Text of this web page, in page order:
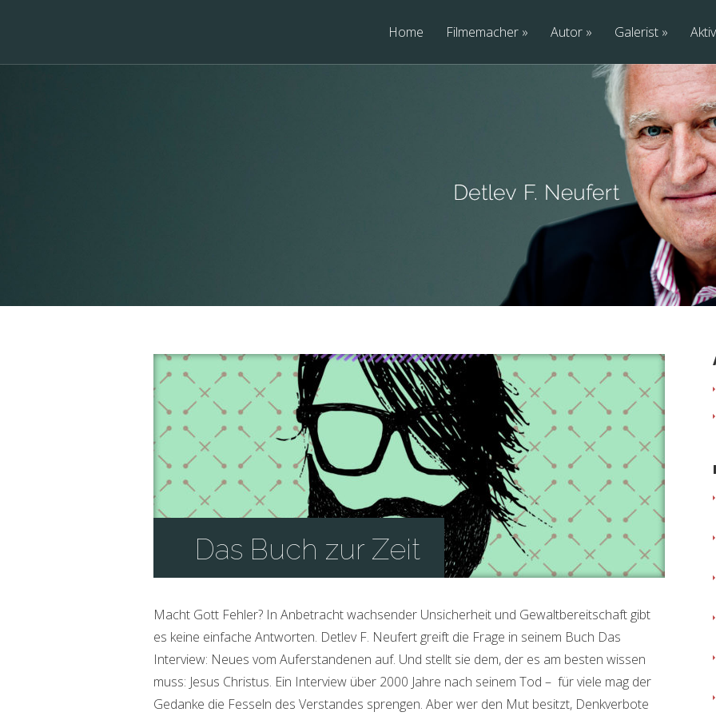
Home Filmemacher Autor Galerist
Das Buch zur Zeit
Macht Gott Fehler? In Anbetracht wachsender Unsicherheit und Gewaltbereitschaft gibt
es keine einfache Antworten. Detlev F. Neufert greift die Frage in seinem Buch Das
Interview: Neues vom Auferstandenen auf. Und stellt sie dem, der es am besten wissen
muss: Jesus Christus. Ein Interview über 2000 Jahre nach seinem Tod – für viele mag der
Gedanke die Fesseln des Verstandes sprengen. Aber wer den Mut besitzt, Denkverbote